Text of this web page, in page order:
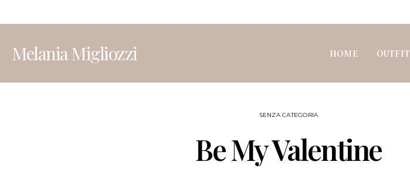
Melania Migliozzi HOME OUTFIT
SENZA CATEGORIA
Be My Valentine